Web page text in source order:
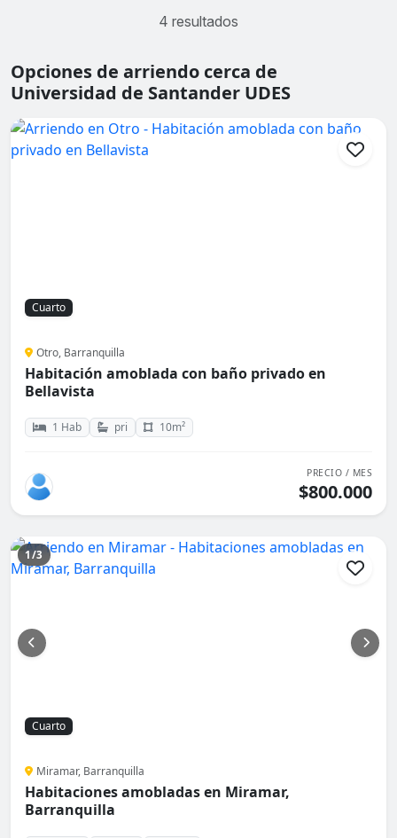
4 resultados
Opciones de arriendo cerca de
Universidad de Santander UDES
Cuarto
Otro, Barranquilla
Habitación amoblada con baño privado en
Bellavista
1 Hab pri 10m²
PRECIO / MES
$800.000
1/3
Cuarto
Miramar, Barranquilla
Habitaciones amobladas en Miramar,
Barranquilla